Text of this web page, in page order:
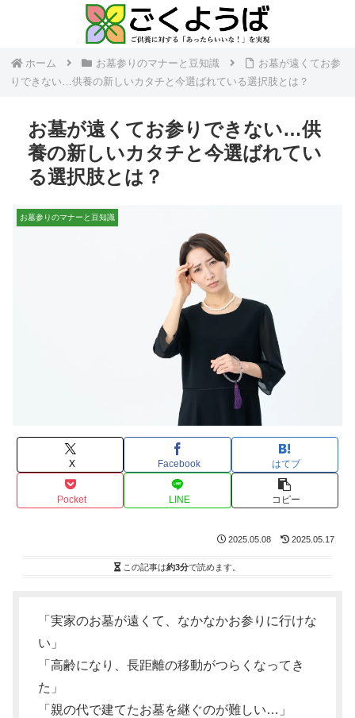
ホーム お墓参りのマナーと豆知識
お墓が遠くてお参
りできない…供養の新しいカタチと今選ばれている選択肢とは？
お墓が遠くてお参りできない…供
養の新しいカタチと今選ばれてい
る選択肢とは？
お墓参りのマナーと豆知識
X Facebook はてブ
Pocket LINE コピー
2025.05.08 2025.05.17
この記事は約3分で読めます。
「実家のお墓が遠くて、なかなかお参りに行けな
い」
「高齢になり、長距離の移動がつらくなってき
た」
「親の代で建てたお墓を継ぐのが難しい…」